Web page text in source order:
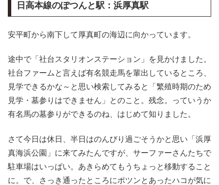
日高本線のぽつんと駅：浜厚真駅
安平町から南下して厚真町の海辺に向かっています。
途中で「社台スタリオンステーション」を見かけました。
社台ファームと言えば有名競走馬を輩出しているところ、
見学できるかな～と思い検索してみると「繁殖時期のため
見学・墓参りはできません」とのこと。残念。っていうか
有名馬の墓参りができるのね、はじめて知りました。
さて今日は休日、半日はのんびり過ごそうかと思い「浜厚
真海浜公園」に来てみたんですが、サーファーさんたちで
駐車場はいっぱい。あきらめてもうちょっと移動すること
に。で、さっき通ったところにポツンとあったハコが気に